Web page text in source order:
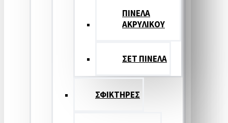
ΠΙΝΕΛΑ
ΑΚΡΥΛΙΚΟΥ
ΣΕΤ ΠΙΝΕΛA
ΣΦΙΚΤΗΡΕΣ